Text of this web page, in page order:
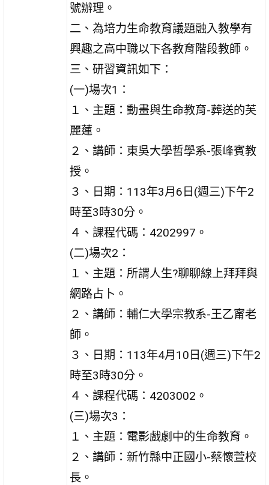
號辦理。
二、為培力生命教育議題融入教學有
興趣之高中職以下各教育階段教師。
三、研習資訊如下：
(一)場次1：
１、主題：動畫與生命教育-葬送的芙
麗蓮。
２、講師：東吳大學哲學系-張峰賓教
授。
３、日期：113年3月6日(週三)下午2
時至3時30分。
４、課程代碼：4202997。
(二)場次2：
１、主題：所謂人生?聊聊線上拜拜與
網路占卜。
２、講師：輔仁大學宗教系-王乙甯老
師。
３、日期：113年4月10日(週三)下午2
時至3時30分。
４、課程代碼：4203002。
(三)場次3：
１、主題：電影戲劇中的生命教育。
２、講師：新竹縣中正國小-蔡懷萱校
長。